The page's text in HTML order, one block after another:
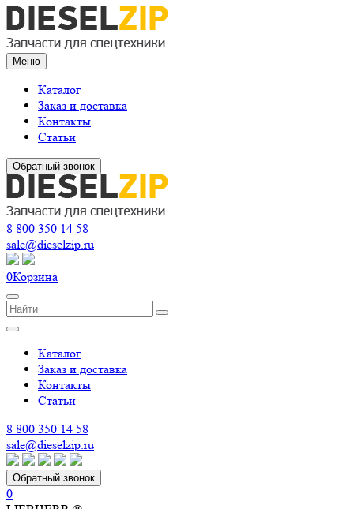
Меню
Каталог
Заказ и доставка
Контакты
Статьи
Обратный звонок
8 800 350 14 58
sale@dieselzip.ru
0Корзина
Каталог
Заказ и доставка
Контакты
Статьи
8 800 350 14 58
sale@dieselzip.ru
Обратный звонок
0